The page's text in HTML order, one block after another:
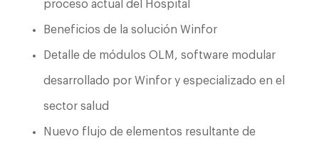
proceso actual del Hospital
Beneficios de la solución Winfor
Detalle de módulos OLM, software modular
desarrollado por Winfor y especializado en el
sector salud
Nuevo flujo de elementos resultante de